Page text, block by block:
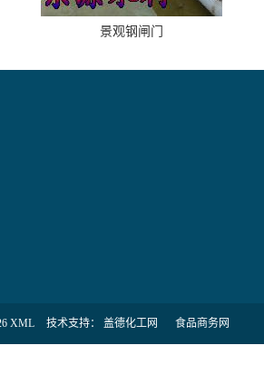
景观钢闸门
XML 技术支持： 盖德化工网 食品商务网